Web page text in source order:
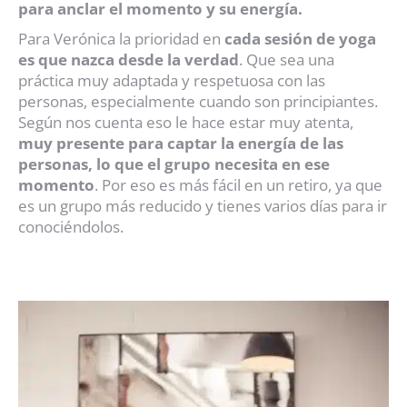
para anclar el momento y su energía.
Para Verónica la prioridad en cada sesión de yoga
es que nazca desde la verdad. Que sea una
práctica muy adaptada y respetuosa con las
personas, especialmente cuando son principiantes.
Según nos cuenta eso le hace estar muy atenta,
muy presente para captar la energía de las
personas, lo que el grupo necesita en ese
momento. Por eso es más fácil en un retiro, ya que
es un grupo más reducido y tienes varios días para ir
conociéndolos.